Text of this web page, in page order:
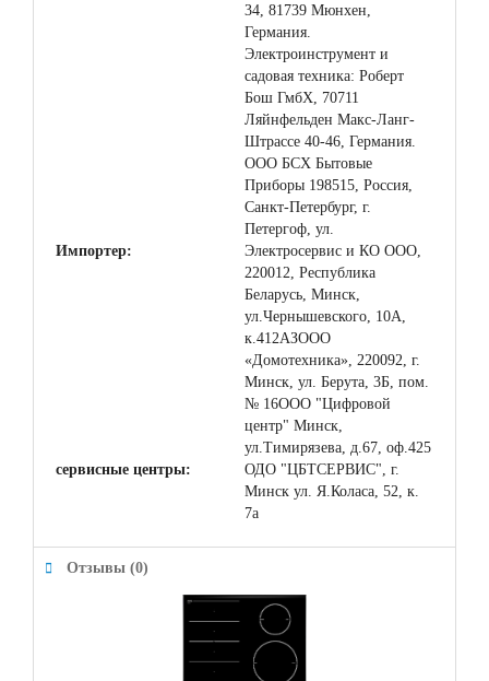
34, 81739 Мюнхен,
Германия.
Электроинструмент и
садовая техника: Роберт
Бош ГмбХ, 70711
Ляйнфельден Макс-Ланг-
Штрассе 40-46, Германия.
ООО БСХ Бытовые
Приборы 198515, Россия,
Санкт-Петербург, г.
Петергоф, ул.
Импортер:
Электросервис и КО ООО,
220012, Республика
Беларусь, Минск,
ул.Чернышевского, 10А,
к.412АЗООО
«Домотехника», 220092, г.
Минск, ул. Берута, 3Б, пом.
№ 16ООО "Цифровой
центр" Минск,
ул.Тимирязева, д.67, оф.425
сервисные центры:
ОДО "ЦБТСЕРВИС", г.
Минск ул. Я.Коласа, 52, к.
7а
Отзывы (0)